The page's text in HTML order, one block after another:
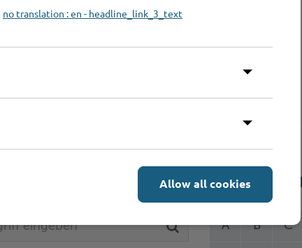
Linie als Berater in der
des Tierwohles –
A B C
no translation : en - headline_link_3_text
Allow all cookies